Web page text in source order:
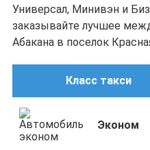
Универсал, Минивэн и
заказывайте лучшее
Абакана в поселок
Класс такси
Эконом